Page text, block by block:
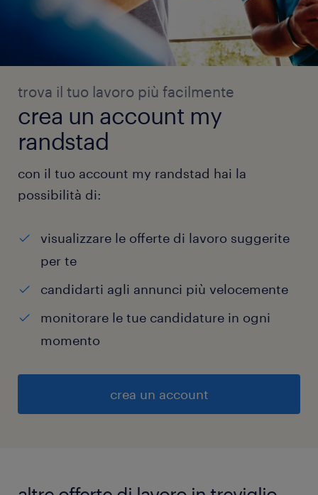
trova il tuo lavoro più facilmente
crea un account my
randstad
con il tuo account my randstad hai la
possibilità di:
visualizzare le offerte di lavoro suggerite
per te
candidarti agli annunci più velocemente
monitorare le tue candidature in ogni
momento
crea un account